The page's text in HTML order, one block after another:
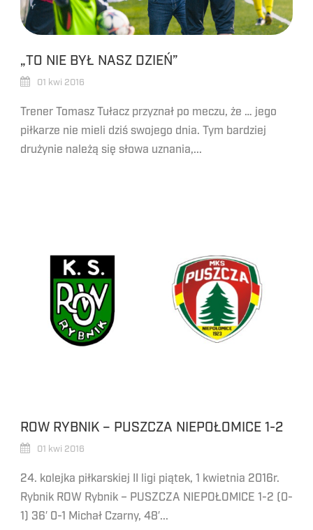
„TO NIE BYŁ NASZ DZIEŃ”
01 kwi 2016
Trener Tomasz Tułacz przyznał po meczu, że … jego
piłkarze nie mieli dziś swojego dnia. Tym bardziej
drużynie należą się słowa uznania,...
ROW RYBNIK – PUSZCZA NIEPOŁOMICE 1-2
01 kwi 2016
24. kolejka piłkarskiej II ligi piątek, 1 kwietnia 2016r.
Rybnik ROW Rybnik – PUSZCZA NIEPOŁOMICE 1-2 (0-
1) 36′ 0-1 Michał Czarny, 48′...